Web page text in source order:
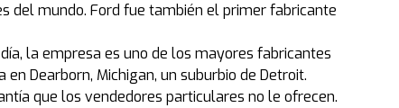
del mundo. Ford fue también el primer fabricante
la empresa es uno de los mayores fabricantes
Dearborn, Michigan, un suburbio de Detroit.
que los vendedores particulares no le ofrecen.